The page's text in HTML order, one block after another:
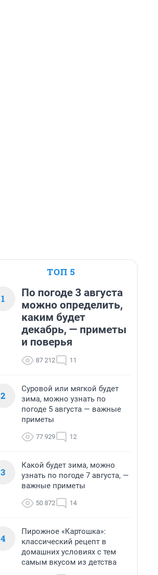
ТОП 5
1
По погоде 3 августа
можно определить,
каким будет
декабрь, — приметы
и поверья
87 212 11
2
Суровой или мягкой будет
зима, можно узнать по
погоде 5 августа — важные
приметы
77 929 12
3
Какой будет зима, можно
узнать по погоде 7 августа, —
важные приметы
50 872 14
4
Пирожное «Картошка»:
классический рецепт в
домашних условиях с тем
самым вкусом из детства